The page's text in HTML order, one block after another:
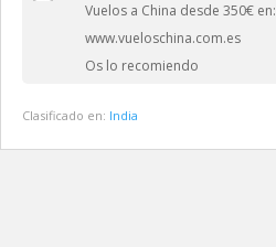
Vuelos a China desde 350€ en:
www.vueloschina.com.es
Os lo recomiendo
Clasificado en: India